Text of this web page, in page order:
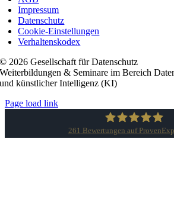
Impressum
Datenschutz
Cookie-Einstellungen
Verhaltenskodex
© 2026 Gesellschaft für Datenschutz
Weiterbildungen & Seminare im Bereich
und künstlicher Intelligenz (KI)
Page load link
261 Bewertungen auf